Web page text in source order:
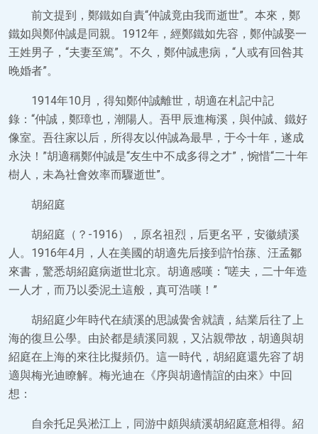
前文提到，鄭鐵如自責“仲誠竟由我而逝世”。本來，鄭
鐵如與鄭仲誠是同親。1912年，經鄭鐵如先容，鄭仲誠娶一
王姓男子，“夫妻至篤”。不久，鄭仲誠患病，“人或有回咎其
晚婚者”。
1914年10月，得知鄭仲誠離世，胡適在札記中記
錄：“仲誠，鄭璋也，潮陽人。吾甲辰進梅溪，與仲誠、鐵好
像室。吾往家以后，所得友以仲誠為最早，于今十年，遂成
永決！”胡適稱鄭仲誠是“友生中不成多得之才”，惋惜“二十年
樹人，未為社會效率而驟逝世”。
胡紹庭
胡紹庭（？-1916），原名祖烈，后更名平，安徽績溪
人。1916年4月，人在美國的胡適先后接到許怡蓀、汪孟鄒
來書，驚悉胡紹庭病逝世北京。胡適感嘆：“嗟夫，二十年造
一人才，而乃以委泥土這般，真可浩嘆！”
胡紹庭少年時代在績溪的思誠黌舍就讀，結業后往了上
海的復旦公學。由於都是績溪同親，又沾親帶故，胡適與胡
紹庭在上海的來往比擬頻仍。這一時代，胡紹庭還先容了胡
適與梅光迪瞭解。梅光迪在《序與胡適情誼的由來》中回
想：
自余托足吳淞江上，同游中頗與績溪胡紹庭意相得。紹